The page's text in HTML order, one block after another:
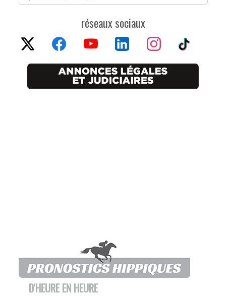
réseaux sociaux
D'HEURE EN HEURE